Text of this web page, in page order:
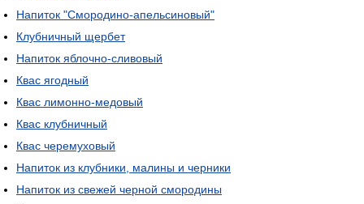
Напиток "Смородино-апельсиновый"
Клубничный щербет
Напиток яблочно-сливовый
Квас ягодный
Квас лимонно-медовый
Квас клубничный
Квас черемуховый
Напиток из клубники, малины и черники
Напиток из свежей черной смородины